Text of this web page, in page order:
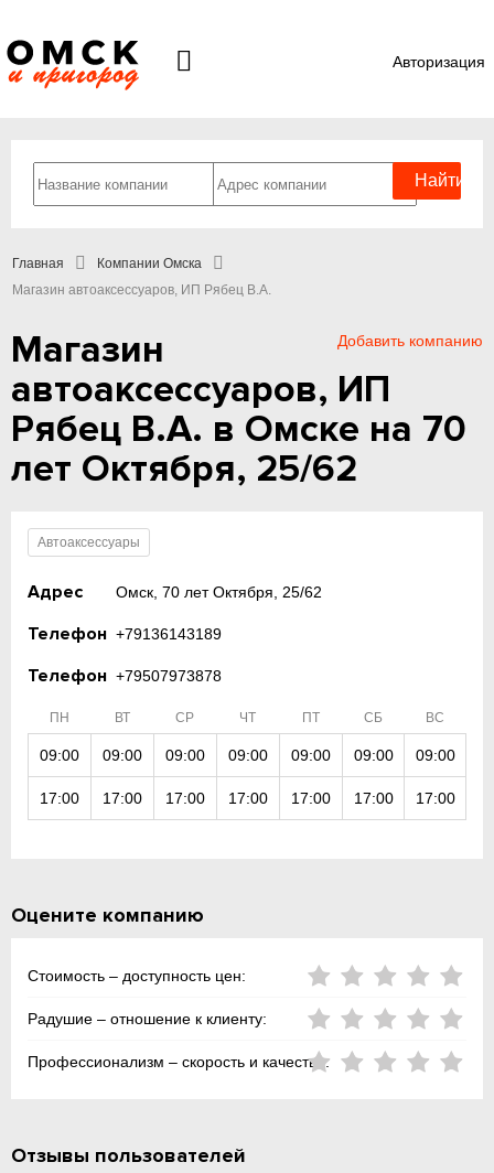
Авторизация
Главная
Компании Омска
Магазин автоаксессуаров, ИП Рябец В.А.
Добавить компанию
Магазин
автоаксессуаров, ИП
Рябец В.А. в Омске на 70
лет Октября, 25/62
Автоаксессуары
Адрес Омск, 70 лет Октября, 25/62
Телефон +79136143189
Телефон +79507973878
ПН ВТ СР ЧТ ПТ СБ ВС
09:00 09:00 09:00 09:00 09:00 09:00 09:00
17:00 17:00 17:00 17:00 17:00 17:00 17:00
Оцените компанию
Стоимость – доступность цен:
Радушие – отношение к клиенту:
Профессионализм – скорость и качество:
Отзывы пользователей